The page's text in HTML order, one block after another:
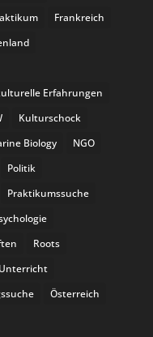
Frankreich
Erfahrungen
Kulturschock
Biology
NGO
Politik
Praktikumssuche
Roots
Unterricht
Österreich